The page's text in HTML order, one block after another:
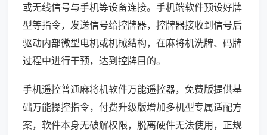
或无线信号与手机等设备连接。手机端软件预设好牌
型等指令，发送信号给控牌器，控牌器接收到信号后
驱动内部微型电机或机械结构，在麻将机洗牌、码牌
过程中进行干预，达到控牌目的。
手机遥控普通麻将机软件万能遥控器，免费版提供基
础万能操控指令，付费升级版增加多机型专属适配方
案，软件本身无破解权限，脱离硬件无法使用，正规